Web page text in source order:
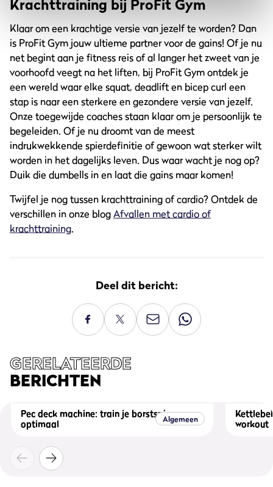
Krachttraining bij ProFit Gym
Klaar om een krachtige versie van jezelf te worden? Dan
is ProFit Gym jouw ultieme partner voor de gains! Of je nu
net begint aan je fitness reis of al langer het zweet van je
voorhoofd veegt na het liften, bij ProFit Gym ontdek je
een wereld waar elke squat, deadlift en bicep curl een
stap is naar een sterkere en gezondere versie van jezelf.
Onze toegewijde coaches staan klaar om je persoonlijk te
begeleiden. Of je nu droomt van de meest
indrukwekkende spierdefinitie of gewoon wat sterker wilt
worden in het dagelijks leven. Dus waar wacht je nog op?
Duik die dumbells in en laat die gains maar komen!
Twijfel je nog tussen krachttraining of cardio? Ontdek de
verschillen in onze blogAfvallen met cardio of
krachttraining.
Deel dit bericht:
GERELATEERDE
BERICHTEN
Algemeen
Pec deck machine: train je borstspieren
optimaal
workout